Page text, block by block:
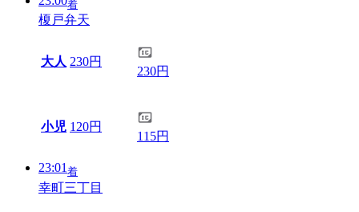
着
榎戸弁天
大人 230円
230円
小児 120円
115円
23:01着
幸町三丁目